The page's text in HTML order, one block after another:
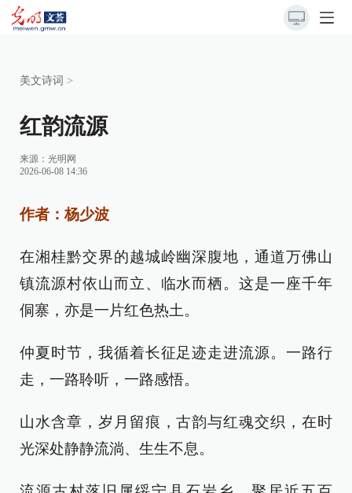
美文诗词 >
红韵流源
来源： 光明网
2026-06-08 14:36
作者：杨少波
在湘桂黔交界的越城岭幽深腹地，通道万佛山
镇流源村依山而立、临水而栖。这是一座千年
侗寨，亦是一片红色热土。
仲夏时节，我循着长征足迹走进流源。一路行
走，一路聆听，一路感悟。
山水含章，岁月留痕，古韵与红魂交织，在时
光深处静静流淌、生生不息。